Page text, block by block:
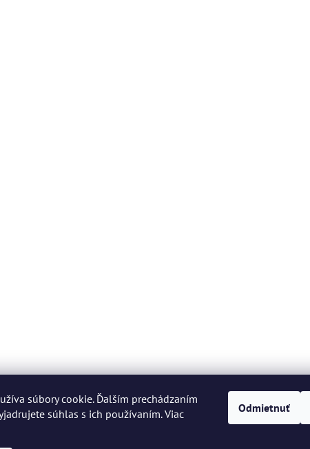
súbory cookie. Ďalším prechádzaním
súhlas s ich používaním. Viac
Odmietnuť